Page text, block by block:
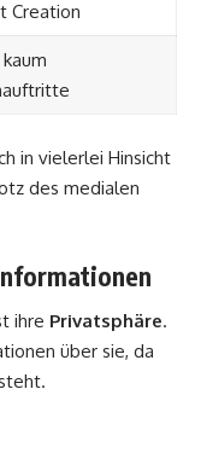
Creation
in vielerlei Hinsicht
des medialen
ihre Privatsphäre.
über sie, da